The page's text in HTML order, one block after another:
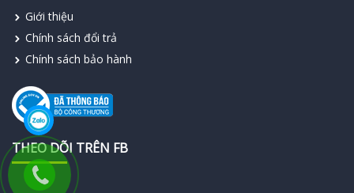
Giới thiệu
Chính sách đổi trả
Chính sách bảo hành
THEO DÕI TRÊN FB